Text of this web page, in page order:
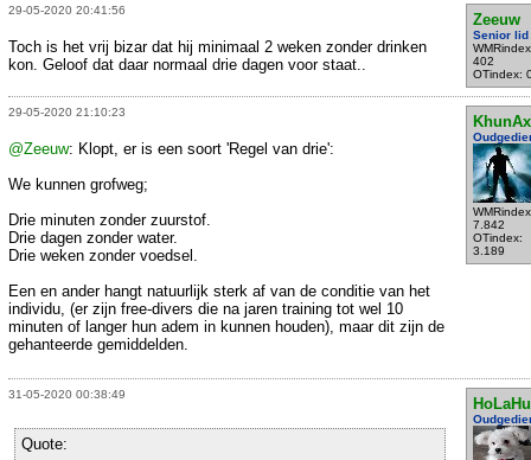
29-05-2020 20:41:56
Zeeuw
Senior lid
402
OTindex:
Toch is het vrij bizar dat hij minimaal 2 weken zonder drinken
kon. Geloof dat daar normaal drie dagen voor staat..
29-05-2020 21:10:23
7.842
OTindex:
3.189
@Zeeuw: Klopt, er is een soort 'Regel van drie':
We kunnen grofweg;
Drie minuten zonder zuurstof.
Drie dagen zonder water.
Drie weken zonder voedsel.
Een en ander hangt natuurlijk sterk af van de conditie van het
individu, (er zijn free-divers die na jaren training tot wel 10
minuten of langer hun adem in kunnen houden), maar dit zijn de
gehanteerde gemiddelden.
31-05-2020 00:38:49
HoLaHu
Quote: